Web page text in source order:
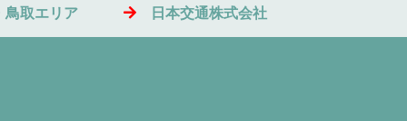
鳥取エリア 日本交通株式会社